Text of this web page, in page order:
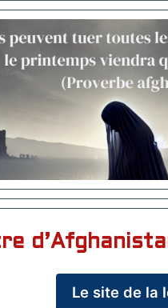
Le site de la